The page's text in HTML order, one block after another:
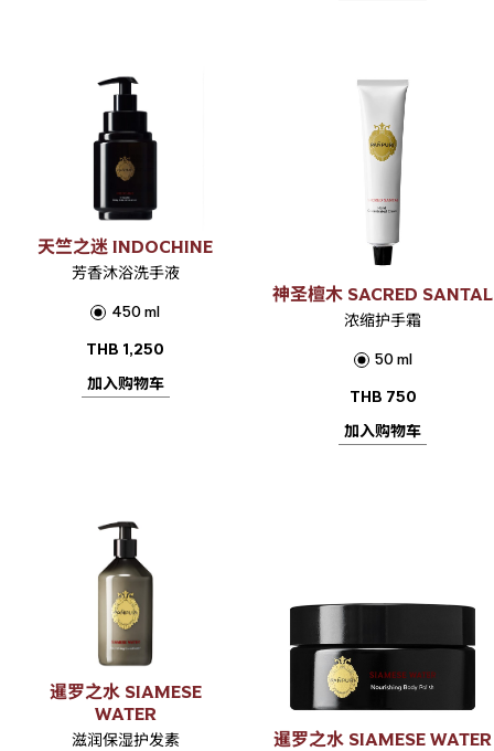
天竺之迷 INDOCHINE
芳香沐浴洗手液
450 ml
THB 1,250
加入购物车
神圣檀木 SACRED SANTAL
浓缩护手霜
50 ml
THB 750
加入购物车
暹罗之水 SIAMESE
WATER
滋润保湿护发素
暹罗之水 SIAMESE WATER